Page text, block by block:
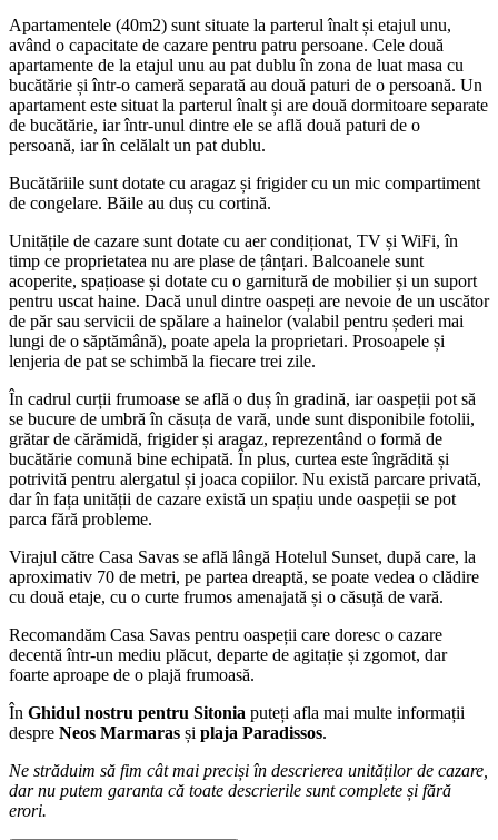
Apartamentele (40m2) sunt situate la parterul înalt și etajul unu,
având o capacitate de cazare pentru patru persoane. Cele două
apartamente de la etajul unu au pat dublu în zona de luat masa cu
bucătărie și într-o cameră separată au două paturi de o persoană. Un
apartament este situat la parterul înalt și are două dormitoare separate
de bucătărie, iar într-unul dintre ele se află două paturi de o
persoană, iar în celălalt un pat dublu.
Bucătăriile sunt dotate cu aragaz și frigider cu un mic compartiment
de congelare. Băile au duș cu cortină.
Unitățile de cazare sunt dotate cu aer condiționat, TV și WiFi, în
timp ce proprietatea nu are plase de țânțari. Balcoanele sunt
acoperite, spațioase și dotate cu o garnitură de mobilier și un suport
pentru uscat haine. Dacă unul dintre oaspeți are nevoie de un uscător
de păr sau servicii de spălare a hainelor (valabil pentru șederi mai
lungi de o săptămână), poate apela la proprietari. Prosoapele și
lenjeria de pat se schimbă la fiecare trei zile.
În cadrul curții frumoase se află o duș în gradină, iar oaspeții pot să
se bucure de umbră în căsuța de vară, unde sunt disponibile fotolii,
grătar de cărămidă, frigider și aragaz, reprezentând o formă de
bucătărie comună bine echipată. În plus, curtea este îngrădită și
potrivită pentru alergatul și joaca copiilor. Nu există parcare privată,
dar în fața unității de cazare există un spațiu unde oaspeții se pot
parca fără probleme.
Virajul către Casa Savas se află lângă Hotelul Sunset, după care, la
aproximativ 70 de metri, pe partea dreaptă, se poate vedea o clădire
cu două etaje, cu o curte frumos amenajată și o căsuță de vară.
Recomandăm Casa Savas pentru oaspeții care doresc o cazare
decentă într-un mediu plăcut, departe de agitație și zgomot, dar
foarte aproape de o plajă frumoasă.
În Ghidul nostru pentru Sitonia puteți afla mai multe informații
despre Neos Marmaras și plaja Paradissos.
Ne străduim să fim cât mai preciși în descrierea unităților de cazare,
dar nu putem garanta că toate descrierile sunt complete și fără
erori.